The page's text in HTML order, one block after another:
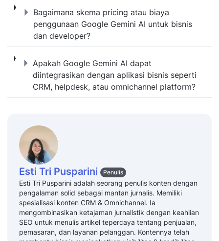
Bagaimana skema pricing atau biaya
penggunaan Google Gemini AI untuk bisnis
dan developer?
Bagaimana skema pricing atau biaya
Apakah Google Gemini AI dapat
diintegrasikan dengan aplikasi bisnis seperti
CRM, helpdesk, atau omnichannel platform?
Apakah Google Gemini AI dapat
Esti Tri Pusparini Penulis
Esti Tri Pusparini adalah seorang penulis konten dengan
pengalaman solid sebagai mantan jurnalis. Memiliki
spesialisasi konten CRM & Omnichannel. Ia
mengombinasikan ketajaman jurnalistik dengan keahlian
SEO untuk menulis artikel tepercaya tentang penjualan,
pemasaran, dan layanan pelanggan. Kontennya telah